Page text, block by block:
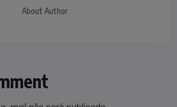
About Author